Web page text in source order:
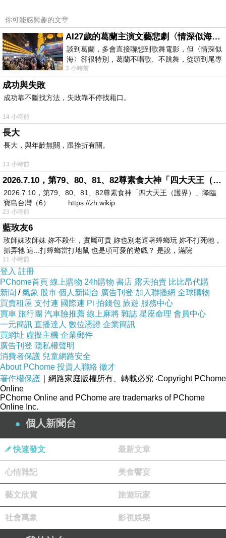
你可能感興趣的文章
AI27歲的葛蘭主演文藝悲劇〈情深似海〉 #戀上老電影 #葛蘭 #粟子
談到葛蘭，多會直接聯想到歌舞電影，但〈情深似
海〉卻很特別，葛蘭不唱歌、不跳舞，從頭到尾專
心演戲。拍攝期間，經常工作超過12個鐘
3 小時前
成功與失敗
成功靠不斷找方法，失敗靠不停找藉口。
14 小時前
長大
長大，與年齡無關，跟挫折有關。
13 小時前
2026.7.10，第79、80、81、82尊素食大神「四大天王（護界）」降臨寶島台灣（6）
2026.7.10，第79、80、81、82尊素食神「四大天王（護界）」降臨
寶島台灣（6） https://zh.wikip
23 小時前
藍玫友6
玫師妹玫師妹 妳不殺生，實屬可貴 妳也別老逗著蟑螂玩 妳不打死牠，
抓弄牠 這...打蟑螂當打地鼠 也是項可愛的遊戲？ 是說，滿院
11 小時前
登入 註冊
PChome首頁 線上購物 24h購物 書店 露天拍賣 比比昂代購
新聞 /氣象 股市 個人新聞台 廣告刊登 加入聯播網 全球購物
買賣租屋 支付連 國際連 Pi 拍錢包 旅遊 服務中心
買車 旅行團 汽車險推薦 線上麻將 雜誌 星座命理 會員中心
一元簡訊 直播達人 數位憑證 企業簡訊
買網址 虛擬主機 企業郵件
廣告刊登 隱私權聲明
消費者保護 兒童網路安全
About PChome 投資人聯絡 徵才
著作權保護 ｜網路家庭版權所有、轉載必究 ‧Copyright PChome
Online
PChome Online and PChome are trademarks of PChome
Online Inc.
個人新聞台
快速發文 最新文章
心情雜記 美食饗宴
藝文欣賞 旅遊玩家
社會萬象 影視娛樂